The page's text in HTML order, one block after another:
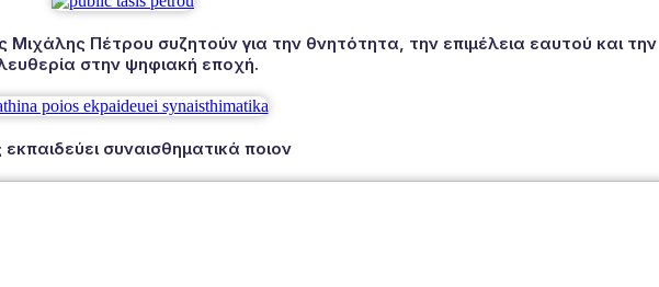
Πέτρου συζητούν για την θνητότητα, την επιμέλεια εαυτού και την
στην ψηφιακή εποχή.
εκπαιδεύει συναισθηματικά ποιον